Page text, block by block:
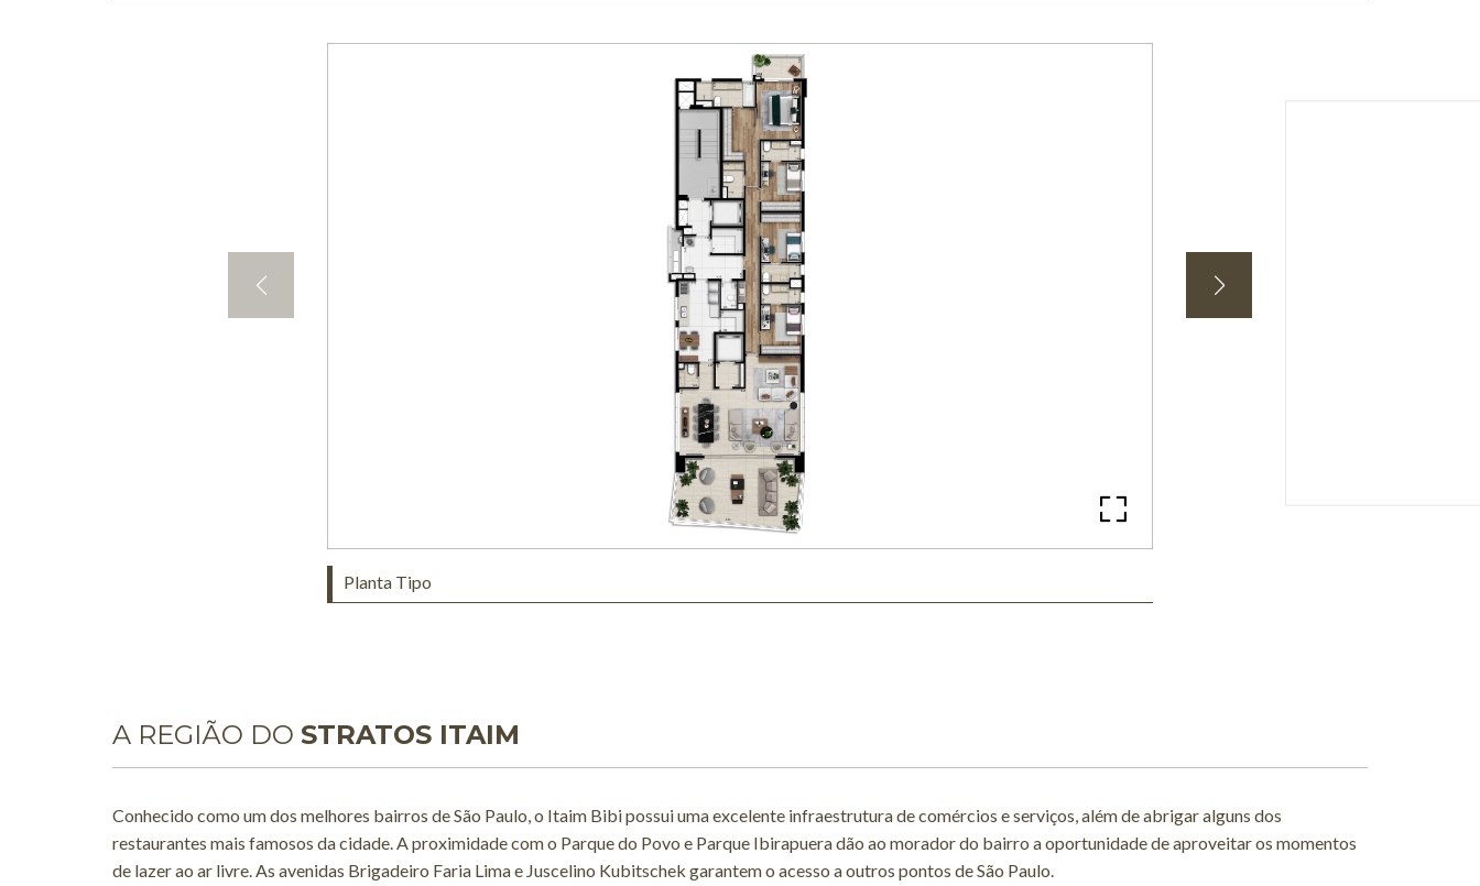
Planta Tipo
A REGIÃO DO STRATOS ITAIM
Conhecido como um dos melhores bairros de São Paulo, o Itaim Bibi possui uma excelente infraestrutura de comércios e serviços, além de abrigar alguns dos
restaurantes mais famosos da cidade. A proximidade com o Parque do Povo e Parque Ibirapuera dão ao morador do bairro a oportunidade de aproveitar os momentos
de lazer ao ar livre. As avenidas Brigadeiro Faria Lima e Juscelino Kubitschek garantem o acesso a outros pontos de São Paulo.